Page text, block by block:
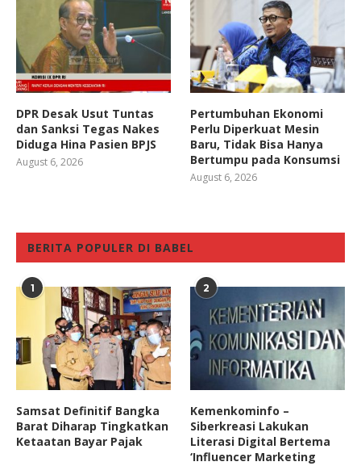
DPR Desak Usut Tuntas
dan Sanksi Tegas Nakes
Diduga Hina Pasien BPJS
August 6, 2026
Pertumbuhan Ekonomi
Perlu Diperkuat Mesin
Baru, Tidak Bisa Hanya
Bertumpu pada Konsumsi
August 6, 2026
BERITA POPULER DI BABEL
1
Samsat Definitif Bangka
Barat Diharap Tingkatkan
Ketaatan Bayar Pajak
2
Kemenkominfo –
Siberkreasi Lakukan
Literasi Digital Bertema
‘Influencer Marketing